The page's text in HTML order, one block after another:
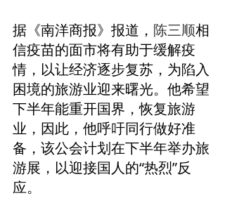
据《南洋商报》报道， 陈三顺相
信疫苗的面市将有助于缓解疫
情，以让经济逐步复苏，为陷入
困境的旅游业迎来曙光。他希望
下半年能重开国界，恢复旅游
业，因此，他呼吁同行做好准
备，该公会计划在下半年举办旅
游展，以迎接国人的“热烈”反
应。